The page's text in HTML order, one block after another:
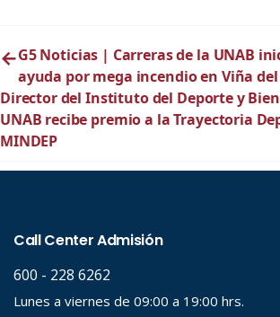
←G5 Noticias | Carreras de la UNAB
ayuda por mega incendio en Viña
Director del Instituto del Deporte y
UNAB recibe premio a la Trayectoria
MINDEP